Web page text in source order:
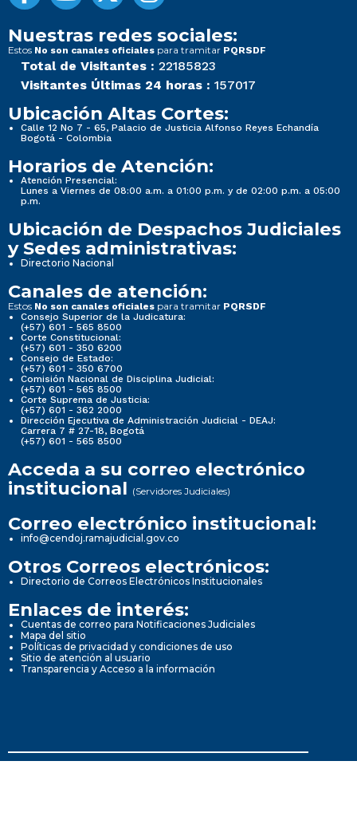
Nuestras redes sociales:
Estos No son canales oficiales para tramitar PQRSDF
Total de Visitantes : 22185823
Visitantes Últimas 24 horas : 157017
Ubicación Altas Cortes:
Calle 12 No 7 - 65, Palacio de Justicia Alfonso Reyes Echandía
Bogotá - Colombia
Horarios de Atención:
Atención Presencial:
Lunes a Viernes de 08:00 a.m. a 01:00 p.m. y de 02:00 p.m. a 05:00
p.m.
Ubicación de Despachos Judiciales
y Sedes administrativas:
Directorio Nacional
Canales de atención:
Estos No son canales oficiales para tramitar PQRSDF
Consejo Superior de la Judicatura:
(+57) 601 - 565 8500
Corte Constitucional:
(+57) 601 - 350 6200
Consejo de Estado:
(+57) 601 - 350 6700
Comisión Nacional de Disciplina Judicial:
(+57) 601 - 565 8500
Corte Suprema de Justicia:
(+57) 601 - 362 2000
Dirección Ejecutiva de Administración Judicial - DEAJ:
Carrera 7 # 27-18, Bogotá
(+57) 601 - 565 8500
Acceda a su correo electrónico
institucional (Servidores Judiciales)
Correo electrónico institucional:
info@cendoj.ramajudicial.gov.co
Otros Correos electrónicos:
Directorio de Correos Electrónicos Institucionales
Enlaces de interés:
Cuentas de correo para Notificaciones Judiciales
Mapa del sitio
Políticas de privacidad y condiciones de uso
Sitio de atención al usuario
Transparencia y Acceso a la información